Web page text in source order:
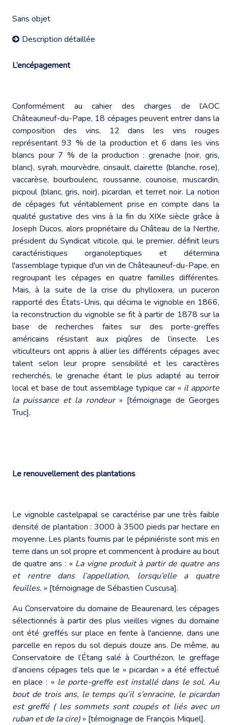
Sans objet
Description détaillée
L’encépagement
Conformément au cahier des charges de l’AOC
Châteauneuf-du-Pape, 18 cépages peuvent entrer dans la
composition des vins, 12 dans les vins rouges
représentant 93 % de la production et 6 dans les vins
blancs pour 7 % de la production : grenache (noir, gris,
blanc), syrah, mourvèdre, cinsault, clairette (blanche, rose),
vaccarèse, bourboulenc, roussanne, counoise, muscardin,
picpoul (blanc, gris, noir), picardan, et terret noir. La notion
de cépages fut véritablement prise en compte dans la
qualité gustative des vins à la fin du XIXe siècle grâce à
Joseph Ducos, alors propriétaire du Château de la Nerthe,
président du Syndicat viticole, qui, le premier, définit leurs
caractéristiques organoleptiques et détermina
l'assemblage typique d'un vin de Châteauneuf-du-Pape, en
regroupant les cépages en quatre familles différentes.
Mais, à la suite de la crise du phylloxera, un puceron
rapporté des États-Unis, qui décima le vignoble en 1866,
la reconstruction du vignoble se fit à partir de 1878 sur la
base de recherches faites sur des porte-greffes
américains résistant aux piqûres de l’insecte. Les
viticulteurs ont appris à allier les différents cépages avec
talent selon leur propre sensibilité et les caractères
recherchés, le grenache étant le plus adapté au terroir
local et base de tout assemblage typique car « il apporte
la puissance et la rondeur » [témoignage de Georges
Truc].
Le renouvellement des plantations
Le vignoble castelpapal se caractérise par une très faible
densité de plantation : 3000 à 3500 pieds par hectare en
moyenne. Les plants fournis par le pépiniériste sont mis en
terre dans un sol propre et commencent à produire au bout
de quatre ans : « La vigne produit à partir de quatre ans
et rentre dans l’appellation, lorsqu’elle a quatre
feuilles. » [témoignage de Sébastien Cuscusa].
Au Conservatoire du domaine de Beaurenard, les cépages
sélectionnés à partir des plus vieilles vignes du domaine
ont été greffés sur place en fente à l'ancienne, dans une
parcelle en repos du sol depuis douze ans. De même, au
Conservatoire de l’Étang salé à Courthézon, le greffage
d’anciens cépages tels que le « picardan » a été effectué
en place : « le porte-greffe est installé dans le sol. Au
bout de trois ans, le temps qu’il s’enracine, le picardan
est greffé ( les sommets sont coupés et liés avec un
ruban et de la cire) » [témoignage de François Miquel].